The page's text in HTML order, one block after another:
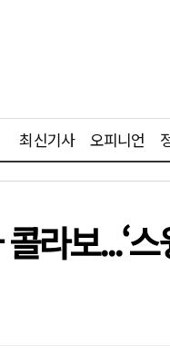
최신기사 오피니언
라보...‘